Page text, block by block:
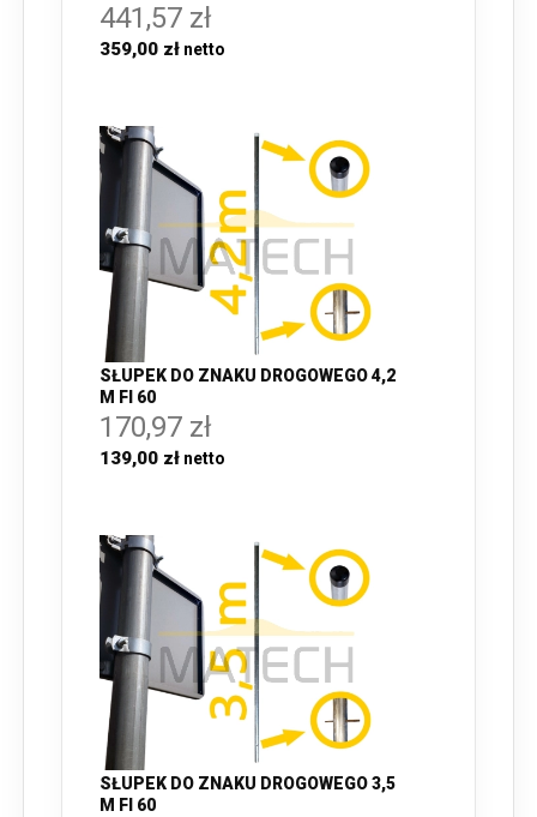
441,57 zł
359,00 zł
SŁUPEK DO ZNAKU DROGOWEGO 4,2
M FI 60
170,97 zł
139,00 zł
SŁUPEK DO ZNAKU DROGOWEGO 3,5
M FI 60